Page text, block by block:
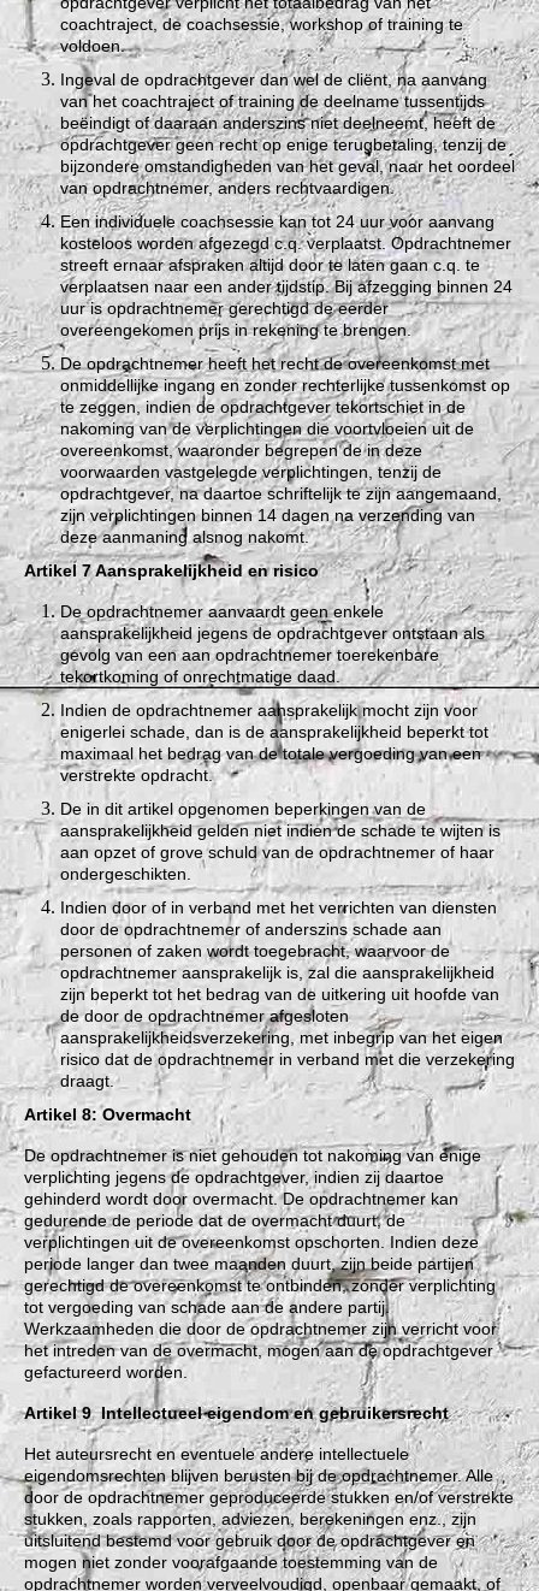
coachtraject, de coachsessie, workshop of training te
voldoen.
Ingeval de opdrachtgever dan wel de cliënt, na aanvang
van het coachtraject of training de deelname tussentijds
beëindigt of daaraan anderszins niet deelneemt, heeft de
opdrachtgever geen recht op enige terugbetaling, tenzij de
bijzondere omstandigheden van het geval, naar het oordeel
van opdrachtnemer, anders rechtvaardigen.
Een individuele coachsessie kan tot 24 uur voor aanvang
kosteloos worden afgezegd c.q. verplaatst. Opdrachtnemer
streeft ernaar afspraken altijd door te laten gaan c.q. te
verplaatsen naar een ander tijdstip. Bij afzegging binnen 24
uur is opdrachtnemer gerechtigd de eerder
overeengekomen prijs in rekening te brengen.
De opdrachtnemer heeft het recht de overeenkomst met
onmiddellijke ingang en zonder rechterlijke tussenkomst op
te zeggen, indien de opdrachtgever tekortschiet in de
nakoming van de verplichtingen die voortvloeien uit de
overeenkomst, waaronder begrepen de in deze
voorwaarden vastgelegde verplichtingen, tenzij de
opdrachtgever, na daartoe schriftelijk te zijn aangemaand,
zijn verplichtingen binnen 14 dagen na verzending van
deze aanmaning alsnog nakomt.
Artikel 7 Aansprakelijkheid en risico
De opdrachtnemer aanvaardt geen enkele
aansprakelijkheid jegens de opdrachtgever ontstaan als
gevolg van een aan opdrachtnemer toerekenbare
tekortkoming of onrechtmatige daad.
Indien de opdrachtnemer aansprakelijk mocht zijn voor
enigerlei schade, dan is de aansprakelijkheid beperkt tot
maximaal het bedrag van de totale vergoeding van een
verstrekte opdracht.
De in dit artikel opgenomen beperkingen van de
aansprakelijkheid gelden niet indien de schade te wijten is
aan opzet of grove schuld van de opdrachtnemer of haar
ondergeschikten.
Indien door of in verband met het verrichten van diensten
door de opdrachtnemer of anderszins schade aan
personen of zaken wordt toegebracht, waarvoor de
opdrachtnemer aansprakelijk is, zal die aansprakelijkheid
zijn beperkt tot het bedrag van de uitkering uit hoofde van
de door de opdrachtnemer afgesloten
aansprakelijkheidsverzekering, met inbegrip van het eigen
risico dat de opdrachtnemer in verband met die verzekering
draagt.
Artikel 8: Overmacht
De opdrachtnemer is niet gehouden tot nakoming van enige
verplichting jegens de opdrachtgever, indien zij daartoe
gehinderd wordt door overmacht. De opdrachtnemer kan
gedurende de periode dat de overmacht duurt, de
verplichtingen uit de overeenkomst opschorten. Indien deze
periode langer dan twee maanden duurt, zijn beide partijen
gerechtigd de overeenkomst te ontbinden, zonder verplichting
tot vergoeding van schade aan de andere partij.
Werkzaamheden die door de opdrachtnemer zijn verricht voor
het intreden van de overmacht, mogen aan de opdrachtgever
gefactureerd worden.
Artikel 9 Intellectueel eigendom en gebruikersrecht
Het auteursrecht en eventuele andere intellectuele
eigendomsrechten blijven berusten bij de opdrachtnemer. Alle
door de opdrachtnemer geproduceerde stukken en/of verstrekte
stukken, zoals rapporten, adviezen, berekeningen enz., zijn
uitsluitend bestemd voor gebruik door de opdrachtgever en
mogen niet zonder voorafgaande toestemming van de
opdrachtnemer worden verveelvoudigd, openbaar gemaakt, of